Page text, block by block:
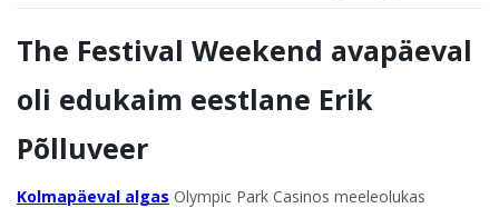
The Festival Weekend avapäeval
oli edukaim eestlane Erik
Põlluveer
Kolmapäeval algas Olympic Park Casinos meeleolukas